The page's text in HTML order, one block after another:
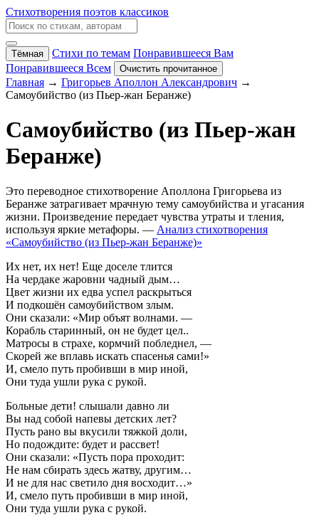
Стихотворения поэтов классиков
Тёмная Стихи по темам Понравившееся Вам
Понравившееся Всем
Очистить прочитанное
Главная → Григорьев Аполлон Александрович →
Самоубийство (из Пьер-жан Беранже)
Самоубийство (из Пьер-жан
Беранже)
Это переводное стихотворение Аполлона Григорьева из
Беранже затрагивает мрачную тему самоубийства и угасания
жизни. Произведение передает чувства утраты и тления,
используя яркие метафоры. — Анализ стихотворения
«Самоубийство (из Пьер-жан Беранже)»
Их нет, их нет! Еще доселе тлится
На чердаке жаровни чадный дым…
Цвет жизни их едва успел раскрыться
И подкошён самоубийством злым.
Они сказали: «Мир объят волнами. —
Корабль старинный, он не будет цел..
Матросы в страхе, кормчий побледнел, —
Скорей же вплавь искать спасенья сами!»
И, смело путь пробивши в мир иной,
Они туда ушли рука с рукой.
Больные дети! слышали давно ли
Вы над собой напевы детских лет?
Пусть рано вы вкусили тяжкой доли,
Но подождите: будет и рассвет!
Они сказали: «Пусть пора проходит:
Не нам сбирать здесь жатву, другим…
И не для нас светило дня восходит…»
И, смело путь пробивши в мир иной,
Они туда ушли рука с рукой.